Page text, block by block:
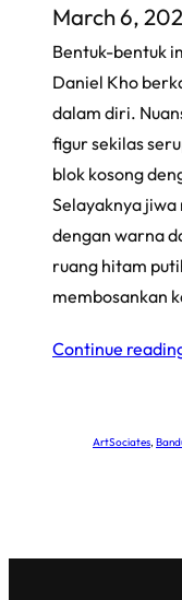
March 6,
Bentuk-bentuk
Daniel Kho
dalam diri.
figur sekilas
blok kosong
Selayaknya
dengan warna
ruang hitam
membosankan
Continue
ArtSociates,